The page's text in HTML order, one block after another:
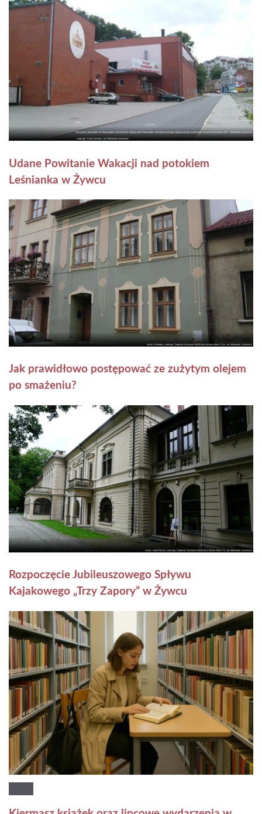
Udane Powitanie Wakacji nad potokiem
Leśnianka w Żywcu
Jak prawidłowo postępować ze zużytym olejem
po smażeniu?
Rozpoczęcie Jubileuszowego Spływu
Kajakowego „Trzy Zapory” w Żywcu